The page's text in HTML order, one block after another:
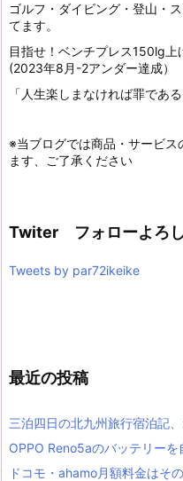
ゴルフ・ダイビング・登山・
てます。
目指せ！ベンチプレス150lg
(2023年8月-2アンダー達成）
「人生楽しまなければ罪である
※当ブログでは商品・サービ
ます、ご了承ください
Twiter フォローよろ
Tweets by par72ikeike
最近の投稿
三泊四日の北九州旅行宿泊記
OPPO Reno5aのバッテリー
ドコモ・ahamo月額料金はそ